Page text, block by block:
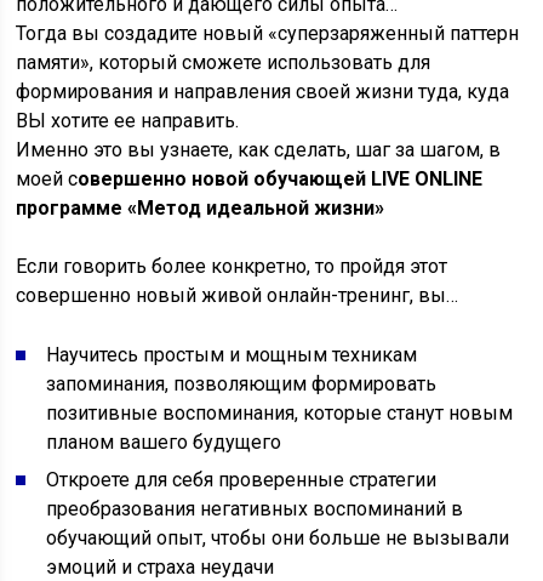
Тогда вы создадите новый «суперзаряженный паттерн
памяти», который сможете использовать для
формирования и направления своей жизни туда, куда
ВЫ хотите ее направить.
Именно это вы узнаете, как сделать, шаг за шагом, в
моей совершенно новой обучающей LIVE ONLINE
программе «Метод идеальной жизни»
Если говорить более конкретно, то пройдя этот
совершенно новый живой онлайн-тренинг, вы…
Научитесь простым и мощным техникам
запоминания, позволяющим формировать
позитивные воспоминания, которые станут новым
планом вашего будущего
Откроете для себя проверенные стратегии
преобразования негативных воспоминаний в
обучающий опыт, чтобы они больше не вызывали
эмоций и страха неудачи